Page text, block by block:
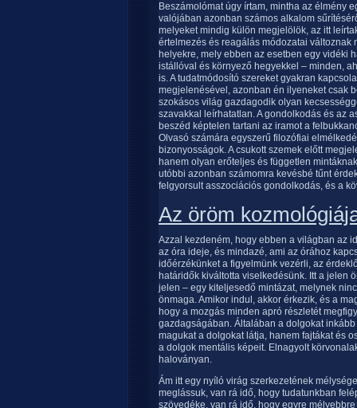
Beszámolómat úgy írtam, mintha az élmény
valójában azonban számos alkalom
melyeket mindig külön megjelölök, az itt
értelmezés és reagálás módozatai változnak
helyekre, mely ebben az esetben egy vidéki
istállóval és környező hegyekkel – minden,
is. A tudatmódosító szereket gyakran
megjelenésével, azonban én ilyeneket csak
szokásos világ gazdagodik olyan
szavakkal leírhatatlan. A gondolkodás és az
beszéd képtelen tartani az iramot a
Olvasó számára egyszerű filozófiai
bizonyosságok. A csukott szemek előtt
hanem olyan erőteljes és független
utóbbi azonban számomra kevésbé tűnt
felgyorsult asszociációs gondolkodás, és a
Az öröm
Azzal kezdeném, hogy ebben a világban az
az óra ideje, és mindazé, ami az órához
időérzékünket a figyelmünk vezérli, az
határidők kiváltotta viselkedésünk. Itt a jelen
jelen – egy kiteljesedő mintázat, melynek
önmaga. Amikor indul, akkor érkezik, és a
hogy a mozgás minden apró részletét
gazdagságában. Általában a dolgokat
magukat a dolgokat látja, hanem fajtákat és
a dolgok mentális képeit. Elnagyolt
haloványan.
Ám itt egy nyíló virág szerkezetének
meglássuk, van rá idő, hogy tudatunkban
szövedéke, van rá idő, hogy egyre